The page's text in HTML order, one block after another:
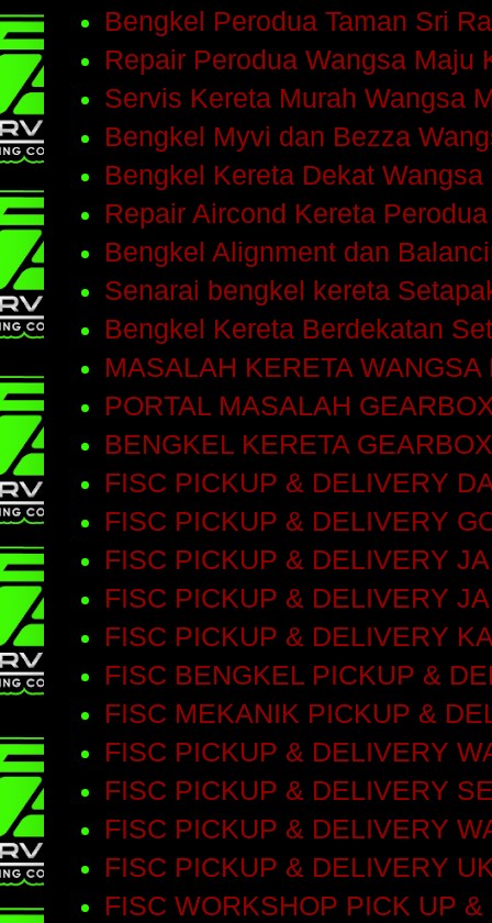
Bengkel Perodua Taman Sri
Repair Perodua Wangsa Maju
Servis Kereta Murah Wangsa
Bengkel Myvi dan Bezza
Bengkel Kereta Dekat Wangsa
Repair Aircond Kereta
Bengkel Alignment dan
Senarai bengkel kereta
Bengkel Kereta Berdekatan
MASALAH KERETA WANGSA
PORTAL MASALAH
BENGKEL KERETA
FISC PICKUP & DELIVERY
FISC PICKUP & DELIVERY
FISC PICKUP & DELIVERY
FISC PICKUP & DELIVERY
FISC PICKUP & DELIVERY
FISC BENGKEL PICKUP &
FISC MEKANIK PICKUP &
FISC PICKUP & DELIVERY
FISC PICKUP & DELIVERY
FISC PICKUP & DELIVERY
FISC PICKUP & DELIVERY
FISC WORKSHOP PICK UP